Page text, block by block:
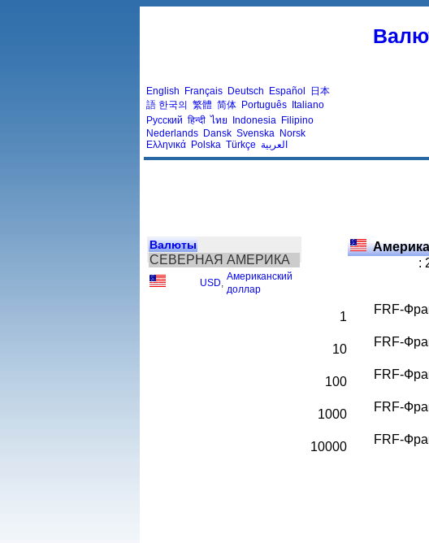
English Français Deutsch Español
日本
語 한국의 繁體 简体 Português Italiano
Русский हिन्दी ไทย Indonesia Filipino
Nederlands Dansk Svenska Norsk
Ελληνικά Polska Türkçe العربية
Валюты
СЕВЕРНАЯ АМЕРИКА
USD
Американский
доллар
:
1
FRF-
10
FRF-
100
FRF-
1000
FRF-
10000
FRF-